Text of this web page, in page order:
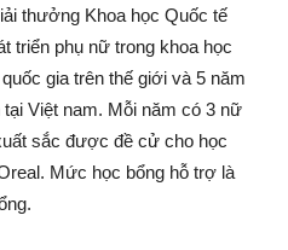
thưởng Khoa học Quốc tế
triển phụ nữ trong khoa học
gia trên thế giới và 5 năm
Việt nam. Mỗi năm có 3 nữ
sắc được đề cử cho học
Mức học bổng hỗ trợ là